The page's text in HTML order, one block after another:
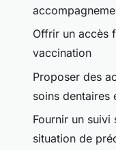
Offrir un accès
vaccination
Proposer des
soins dentaires
Fournir un suivi
situation de